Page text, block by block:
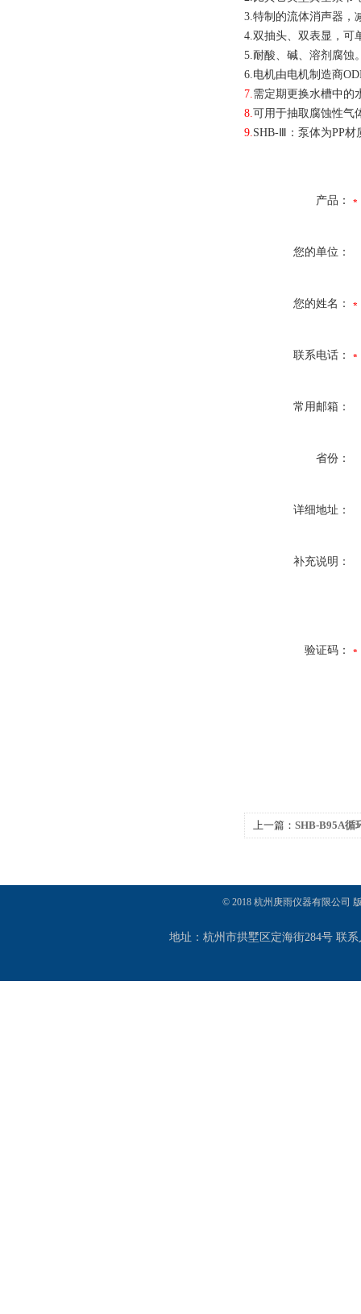
3.特制的流体消声器，
4.双抽头、双表显，可
5.耐酸、碱、溶剂腐蚀
6.电机由电机制造商
7.需定期更换水槽中的
8.可用于抽取腐蚀性气
9.SHB-Ⅲ：泵体为PP
产品：
您的单位：
您的姓名：
联系电话：
常用邮箱：
省份：
详细地址：
补充说明：
验证码：
上一篇： SHB-B95A循
© 2018 杭州庚雨仪器有限公司
地址：杭州市拱墅区定海街284号 联